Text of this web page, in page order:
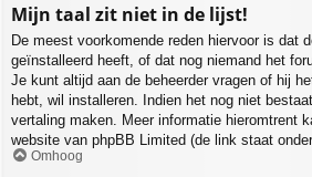
Mijn taal zit niet in de lijst!
De meest voorkomende reden hiervoor is dat
geïnstalleerd heeft, of dat nog niemand het
Je kunt altijd aan de beheerder vragen of hij
hebt, wil installeren. Indien het nog niet
vertaling maken. Meer informatie hieromtrent
website van phpBB Limited (de link staat
Omhoog